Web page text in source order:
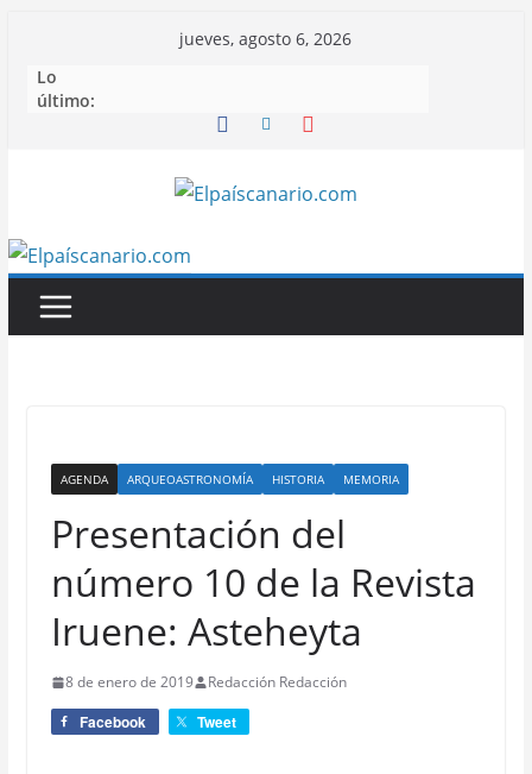
contenido
jueves, agosto 6, 2026
Lo
último:
AGENDA ARQUEOASTRONOMÍA HISTORIA MEMORIA
Presentación del
número 10 de la Revista
Iruene: Asteheyta
8 de enero de 2019 Redacción Redacción
Facebook Tweet